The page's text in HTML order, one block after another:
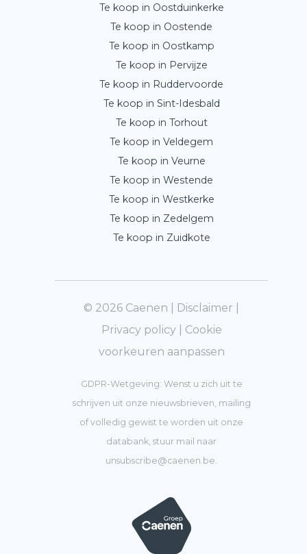
Te koop in Oostduinkerke
Te koop in Oostende
Te koop in Oostkamp
Te koop in Pervijze
Te koop in Ruddervoorde
Te koop in Sint-Idesbald
Te koop in Torhout
Te koop in Veldegem
Te koop in Veurne
Te koop in Westende
Te koop in Westkerke
Te koop in Zedelgem
Te koop in Zuidkote
© 2026 Caenen | Disclaimer
Privacy policy| Cookie
voorkeuren aanpassen
GDPR-Wetgeving: Wenst u zich uit te
schrijven uit onze nieuwsbrieven, mailing
of volledig gewist te worden uit onze
databank, stuur mail naar
unsubscribe@caenen.be